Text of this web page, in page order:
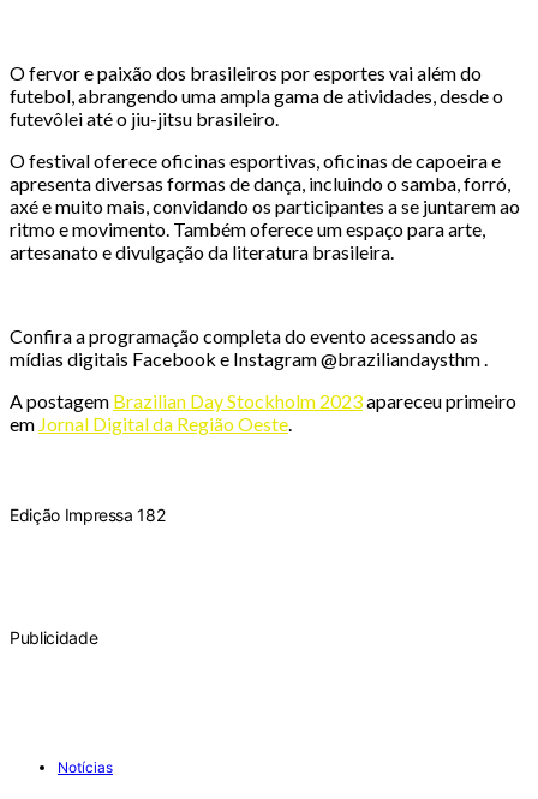
O fervor e paixão dos brasileiros por esportes vai além do
futebol, abrangendo uma ampla gama de atividades, desde o
futevôlei até o jiu-jitsu brasileiro.
O festival oferece oficinas esportivas, oficinas de capoeira e
apresenta diversas formas de dança, incluindo o samba, forró,
axé e muito mais, convidando os participantes a se juntarem ao
ritmo e movimento. Também oferece um espaço para arte,
artesanato e divulgação da literatura brasileira.
Confira a programação completa do evento acessando as
mídias digitais Facebook e Instagram @braziliandaysthm .
A postagem Brazilian Day Stockholm 2023apareceu primeiro
em Jornal Digital da Região Oeste.
Edição Impressa 182
Publicidade
Notícias